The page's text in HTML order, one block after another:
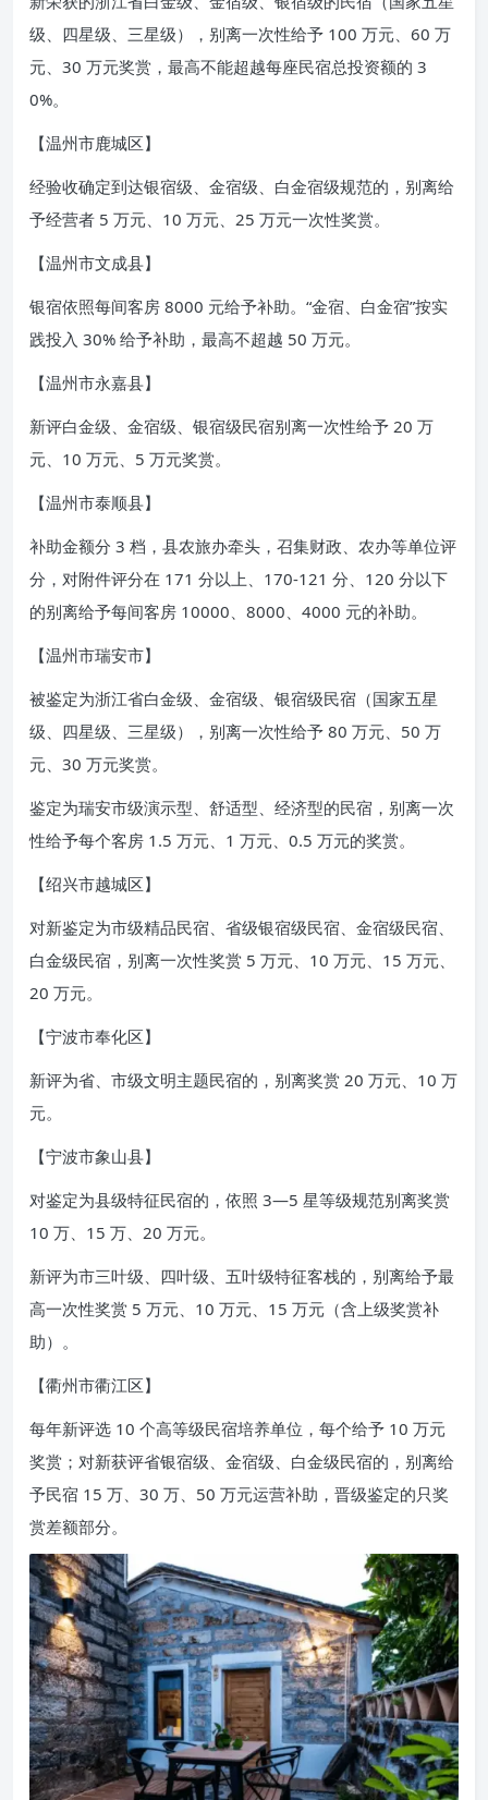
级、四星级、三星级），别离一次性给予 100 万元、60 万
元、30 万元奖赏，最高不能超越每座民宿总投资额的 3
0%。
【温州市鹿城区】
经验收确定到达银宿级、金宿级、白金宿级规范的，别离给
予经营者 5 万元、10 万元、25 万元一次性奖赏。
【温州市文成县】
银宿依照每间客房 8000 元给予补助。“金宿、白金宿”按实
践投入 30% 给予补助，最高不超越 50 万元。
【温州市永嘉县】
新评白金级、金宿级、银宿级民宿别离一次性给予 20 万
元、10 万元、5 万元奖赏。
【温州市泰顺县】
补助金额分 3 档，县农旅办牵头，召集财政、农办等单位评
分，对附件评分在 171 分以上、170-121 分、120 分以下
的别离给予每间客房 10000、8000、4000 元的补助。
【温州市瑞安市】
被鉴定为浙江省白金级、金宿级、银宿级民宿（国家五星
级、四星级、三星级），别离一次性给予 80 万元、50 万
元、30 万元奖赏。
鉴定为瑞安市级演示型、舒适型、经济型的民宿，别离一次
性给予每个客房 1.5 万元、1 万元、0.5 万元的奖赏。
【绍兴市越城区】
对新鉴定为市级精品民宿、省级银宿级民宿、金宿级民宿、
白金级民宿，别离一次性奖赏 5 万元、10 万元、15 万元、
20 万元。
【宁波市奉化区】
新评为省、市级文明主题民宿的，别离奖赏 20 万元、10 万
元。
【宁波市象山县】
对鉴定为县级特征民宿的，依照 3—5 星等级规范别离奖赏
10 万、15 万、20 万元。
新评为市三叶级、四叶级、五叶级特征客栈的，别离给予最
高一次性奖赏 5 万元、10 万元、15 万元（含上级奖赏补
助）。
【衢州市衢江区】
每年新评选 10 个高等级民宿培养单位，每个给予 10 万元
奖赏；对新获评省银宿级、金宿级、白金级民宿的，别离给
予民宿 15 万、30 万、50 万元运营补助，晋级鉴定的只奖
赏差额部分。